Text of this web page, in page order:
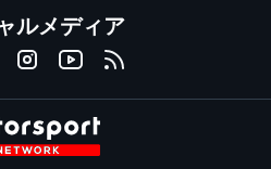
ルメディア